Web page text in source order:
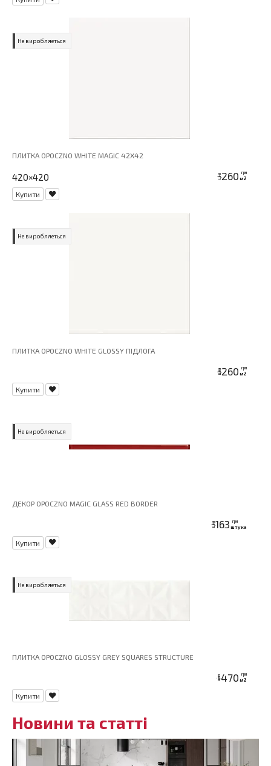
Не виробляеться
ПЛИТКА OPOCZNO WHITE MAGIC 42X42
420×420 ціна260 грн
м2
Купити
Не виробляеться
ПЛИТКА OPOCZNO WHITE GLOSSY ПІДЛОГА
ціна260 грн
м2
Купити
Не виробляеться
ДЕКОР OPOCZNO MAGIC GLASS RED BORDER
ціна163 грн
штука
Купити
Не виробляеться
ПЛИТКА OPOCZNO GLOSSY GREY SQUARES STRUCTURE
ціна470 грн
м2
Купити
Новини та статті